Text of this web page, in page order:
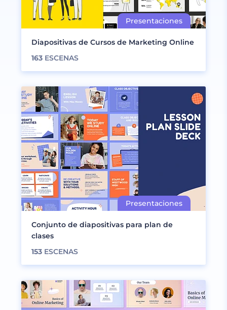
Diapositivas de Cursos de Marketing Online
163 ESCENAS
Conjunto de diapositivas para plan de
clases
153 ESCENAS